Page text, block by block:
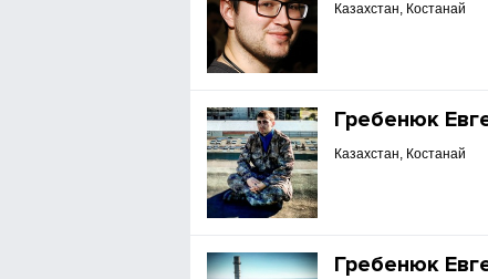
Казахстан, Костанай
Гребенюк
Казахстан, Костанай
Гребенюк